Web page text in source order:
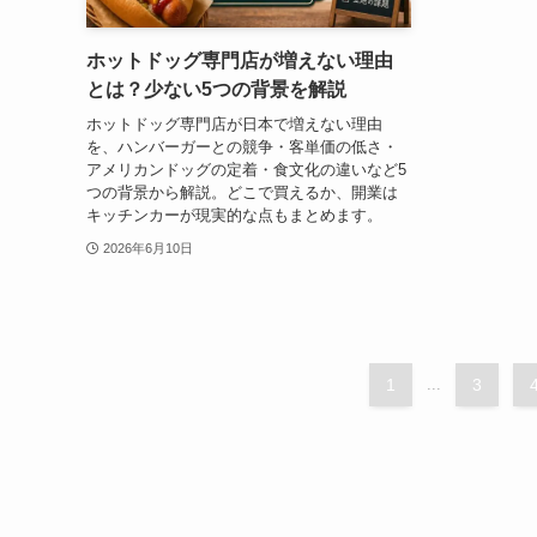
ホットドッグ専門店が増えない理由
とは？少ない5つの背景を解説
ホットドッグ専門店が日本で増えない理由
を、ハンバーガーとの競争・客単価の低さ・
アメリカンドッグの定着・食文化の違いなど5
つの背景から解説。どこで買えるか、開業は
キッチンカーが現実的な点もまとめます。
2026年6月10日
1 3 4